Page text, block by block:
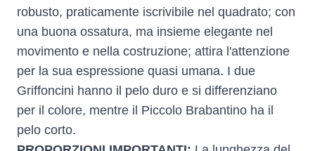
robusto, praticamente iscrivibile nel quadrato; con
una buona ossatura, ma insieme elegante nel
movimento e nella costruzione; attira l'attenzione
per la sua espressione quasi umana. I due
Griffoncini hanno il pelo duro e si differenziano
per il colore, mentre il Piccolo Brabantino ha il
pelo corto.